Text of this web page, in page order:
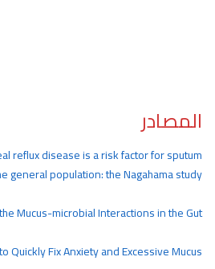
المصادر
reflux disease is a risk factor for sputum
general population: the Nagahama study
Mucus-microbial Interactions in the Gut
Quickly Fix Anxiety and Excessive Mucus